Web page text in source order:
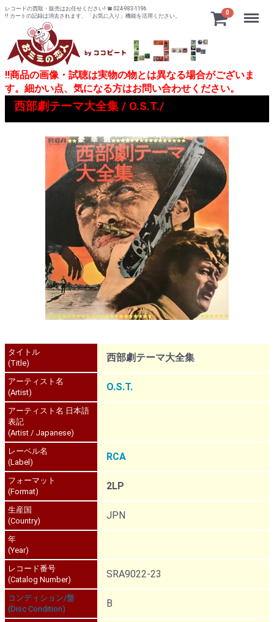
レコードの買取・販売はお任せください! ☎ 024-983-1196
!! カートの記録は消去されます、「お気に入り」機能を活用ください。
0 Menu
!!商品の画像・試聴は実物の物とは異なる場合がございま
す。細かい点、気になる方はお問い合わせください。
西部劇テーマ大全集 / O.S.T./
タイトル
(Title)
西部劇テーマ大全集
アーティスト名
(Artist)
O.S.T.
アーティスト名 日本語
表記
(Artist / Japanese)
レーベル名
(Label)
RCA
フォーマット
(Format)
2LP
生産国
(Country)
JPN
年
(Year)
レコード番号
(Catalog Number)
SRA9022-23
コンディション/盤
(Disc Condition)
B